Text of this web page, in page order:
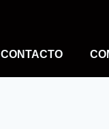
CONTACTO